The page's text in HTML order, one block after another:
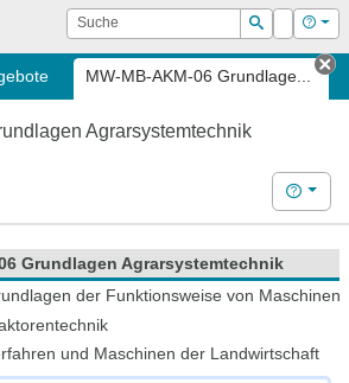
Suche
Suchen
Login Hilfe
MW-MB-AKM-06 Grundlage...
Agrarsystemtechnik
Hilfe
Grundlagen Agrarsystemtechnik
der Funktionsweise von Maschinen
und Maschinen der Landwirtschaft